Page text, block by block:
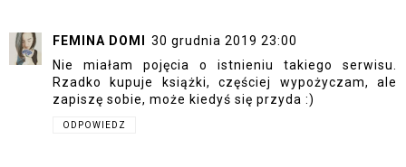
FEMINA DOMI
30 grudnia 2019 23:00
Nie miałam pojęcia o istnieniu takiego serwisu.
Rzadko kupuje książki, częściej wypożyczam, ale
zapiszę sobie, może kiedyś się przyda :)
ODPOWIEDZ